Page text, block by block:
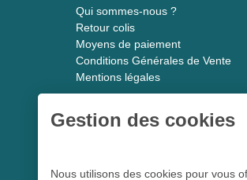
Qui sommes-nous ?
Retour colis
Moyens de paiement
Conditions Générales de Vente
Mentions légales
Distrimed.com 1989 - 2026
Gestion des cookies
Nous utilisons des cookies pour vous